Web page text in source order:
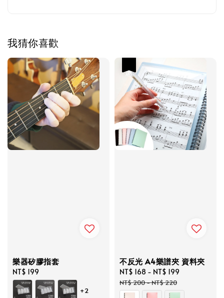
我猜你喜歡
樂器矽膠指套
Regular
price
NT$ 199
+2
不反光 A4樂譜夾 資料夾
Sale
price
NT$ 168 - NT$ 199
NT$ 200-NT$ 220